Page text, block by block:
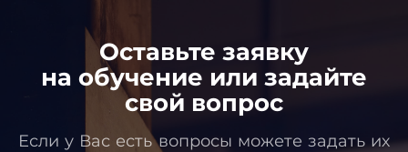
Оставьте заявку
на обучение или задайте
свой вопрос
Если у Вас есть вопросы можете задать их